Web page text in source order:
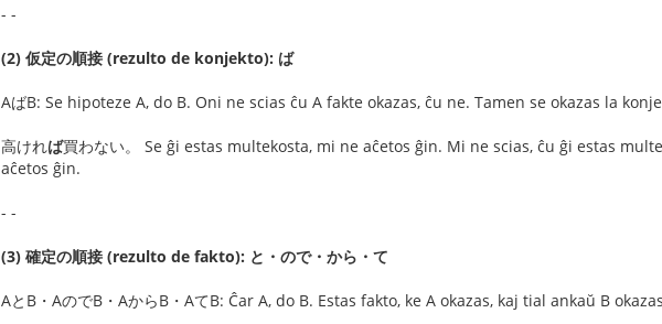
- -
(2) 仮定の順接 (rezulto de konjekto): ば
AばB: Se hipoteze A, do B. Oni ne scias ĉu A fakte okazas, ĉu ne. Tamen se okazas la
高ければ買わない。 Se ĝi estas multekosta, mi ne aĉetos ĝin. Mi ne scias, ĉu ĝi estas
aĉetos ĝin.
- -
(3) 確定の順接 (rezulto de fakto): と・ので・から・て
AとB・AのでB・AからB・AてB: Ĉar A, do B. Estas fakto, ke A okazas, kaj tial ankaŭ B